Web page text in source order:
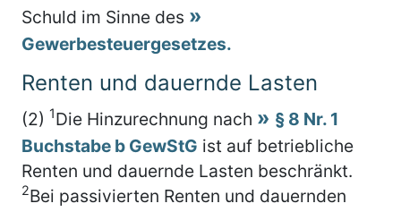
Schuld im Sinne des
Gewerbesteuergesetzes.
Renten und dauernde Lasten
(2) 1Die Hinzurechnung nach
§ 8 Nr. 1
Buchstabe b GewStG ist auf betriebliche
Renten und dauernde Lasten beschränkt.
2Bei passivierten Renten und dauernden